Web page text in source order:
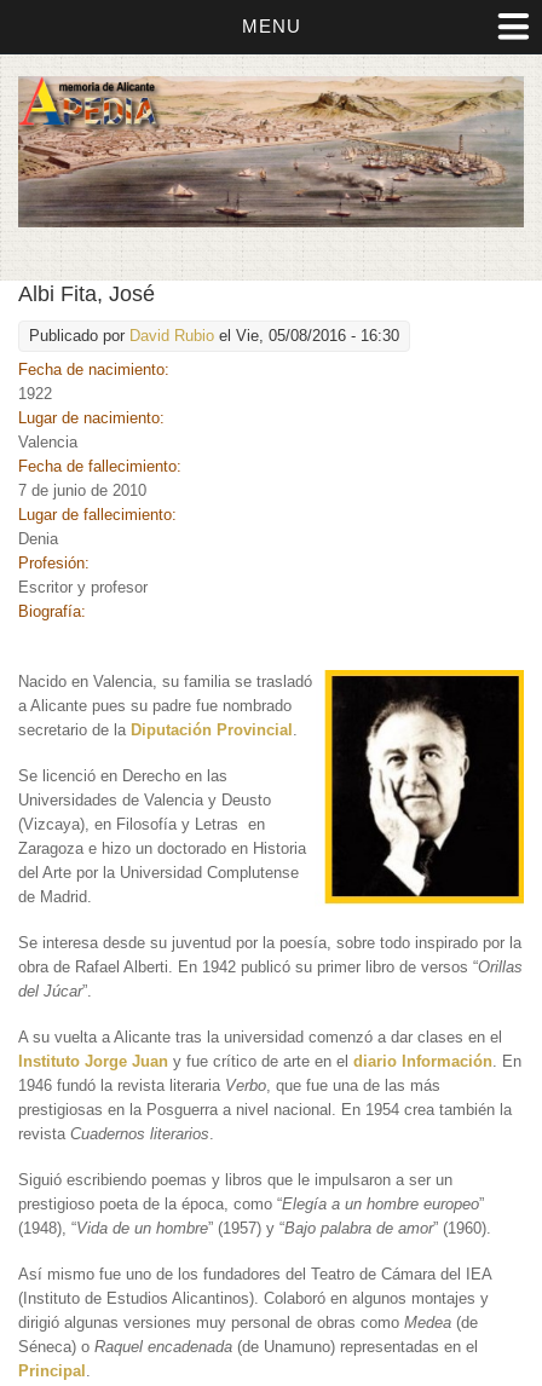
MENU
Albi Fita, José
Publicado por David Rubio el Vie, 05/08/2016 - 16:30
Fecha de nacimiento:
1922
Lugar de nacimiento:
Valencia
Fecha de fallecimiento:
7 de junio de 2010
Lugar de fallecimiento:
Denia
Profesión:
Escritor y profesor
Biografía:
Nacido en Valencia, su familia se trasladó
a Alicante pues su padre fue nombrado
secretario de la Diputación Provincial
Se licenció en Derecho en las
Universidades de Valencia y Deusto
(Vizcaya), en Filosofía y Letras en
Zaragoza e hizo un doctorado en Historia
del Arte por la Universidad Complutense
de Madrid.
Se interesa desde su juventud por la poesía, sobre todo inspirado por la
obra de Rafael Alberti. En 1942 publicó su primer libro de versos “Orillas
del Júcar”.
A su vuelta a Alicante tras la universidad comenzó a dar clases en el
Instituto Jorge Juan y fue crítico de arte en el diario Información . En
1946 fundó la revista literaria Verbo , que fue una de las más
prestigiosas en la Posguerra a nivel nacional. En 1954 crea también la
revista Cuadernos literarios
Siguió escribiendo poemas y libros que le impulsaron a ser un
prestigioso poeta de la época, como “Elegía a un hombre europeo”
(1948), “Vida de un hombre” (1957) y “Bajo palabra de amor” (1960).
Así mismo fue uno de los fundadores del Teatro de Cámara del IEA
(Instituto de Estudios Alicantinos). Colaboró en algunos montajes y
dirigió algunas versiones muy personal de obras como Medea (de
Séneca) o Raquel encadenada (de Unamuno) representadas en el
Principal